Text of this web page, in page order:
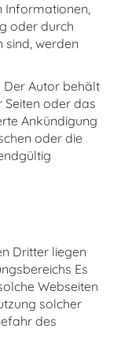
Informationen,
oder durch
sind, werden
Der Autor behält
Seiten oder das
Ankündigung
oder die
Dritter liegen
Es
Webseiten
solcher
des